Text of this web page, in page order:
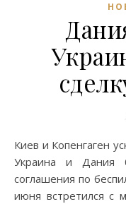
Киев и Копенгаген ускоряют договор по беспилотникам
Украина и Дания
соглашения по
июня встретился с